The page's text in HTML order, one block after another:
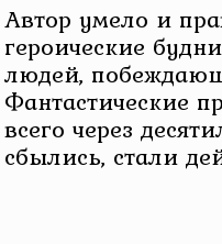
Автор умело и
героические
людей,
Фантастические
всего через
сбылись, стали